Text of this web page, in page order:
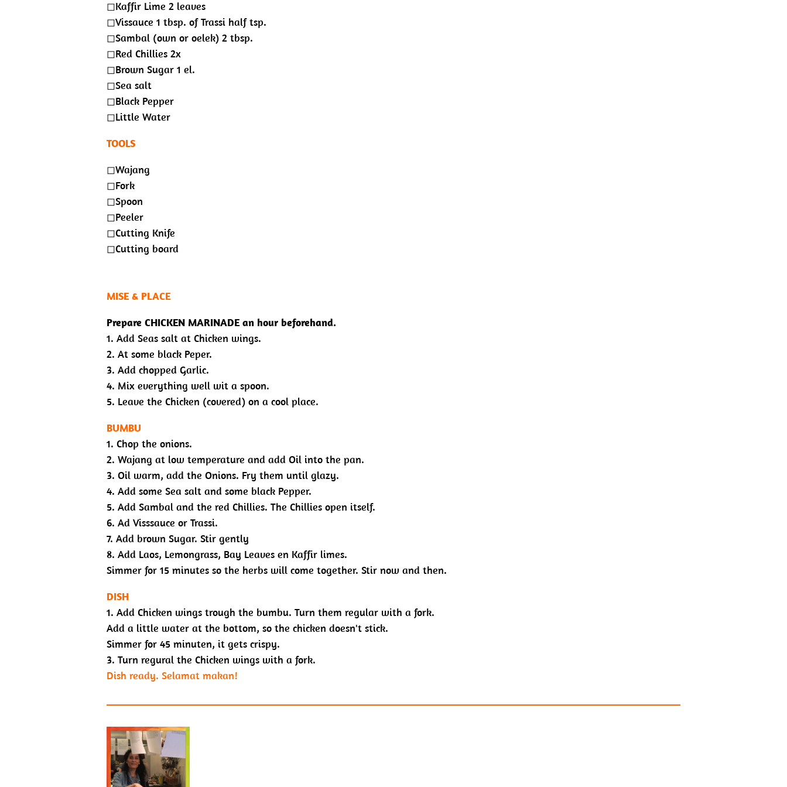
◻︎Kaffir Lime 2 leaves
◻︎Vissauce 1 tbsp. of Trassi half tsp.
◻︎Sambal (own or oelek) 2 tbsp.
◻︎Red Chillies 2x
◻︎Brown Sugar 1 el.
◻︎Sea salt
◻︎Black Pepper
◻︎Little Water
TOOLS
◻︎Wajang
◻︎Fork
◻︎Spoon
◻︎Peeler
◻︎Cutting Knife
◻︎Cutting board
MISE & PLACE
Prepare CHICKEN MARINADE an hour beforehand.
1. Add Seas salt at Chicken wings.
2. At some black Peper.
3. Add chopped Garlic.
4. Mix everything well wit a spoon.
5. Leave the Chicken (covered) on a cool place.
BUMBU
1. Chop the onions.
2. Wajang at low temperature and add Oil into the pan.
3. Oil warm, add the Onions. Fry them until glazy.
4. Add some Sea salt and some black Pepper.
5. Add Sambal and the red Chillies. The Chillies open itself.
6. Ad Visssauce or Trassi.
7. Add brown Sugar. Stir gently
8. Add Laos, Lemongrass, Bay Leaves en Kaffir limes.
Simmer for 15 minutes so the herbs will come together. Stir now and then.
DISH
1. Add Chicken wings trough the bumbu. Turn them regular with a fork.
Add a little water at the bottom, so the chicken doesn't stick.
Simmer for 45 minuten, it gets crispy.
3. Turn regural the Chicken wings with a fork.
Dish ready. Selamat makan!